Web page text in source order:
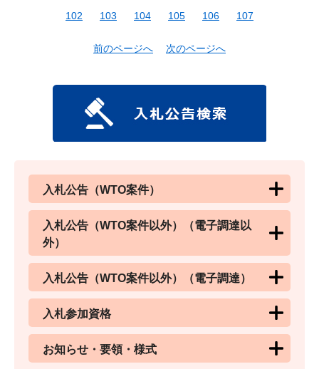
102
103 104 105 106 107
前のページへ 次のページへ
入札公告（WTO案件）
入札公告（WTO案件以外）（電子調達以
外）
入札公告（WTO案件以外）（電子調達）
入札参加資格
お知らせ・要領・様式